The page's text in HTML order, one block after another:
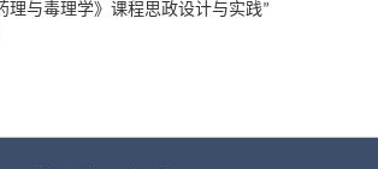
理与毒理学》课程思政设计与实践”